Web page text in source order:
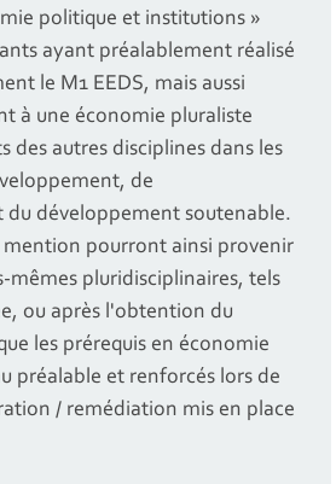
politique et institutions »
ayant préalablement réalisé
le M1 EEDS, mais aussi
à une économie pluraliste
des autres disciplines dans les
de
développement soutenable.
mention pourront ainsi provenir
mêmes pluridisciplinaires, tels
ou après l'obtention du
les prérequis en économie
préalable et renforcés lors de
/ remédiation mis en place